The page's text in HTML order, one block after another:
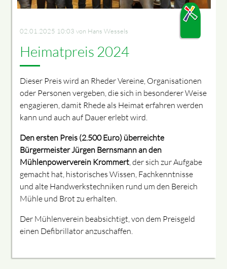
02.01.2025 10:03 von Hans Wessels
Heimatpreis 2024
Dieser Preis wird an Rheder Vereine, Organisationen
oder Personen vergeben, die sich in besonderer Weise
engagieren, damit Rhede als Heimat erfahren werden
kann und auch auf Dauer erlebt wird.
Den ersten Preis (2.500 Euro) überreichte
Bürgermeister Jürgen Bernsmann an den
Mühlenpowerverein Krommert , der sich zur Aufgabe
gemacht hat, historisches Wissen, Fachkenntnisse
und alte Handwerkstechniken rund um den Bereich
Mühle und Brot zu erhalten.
Der Mühlenverein beabsichtigt, von dem Preisgeld
einen Defibrillator anzuschaffen.